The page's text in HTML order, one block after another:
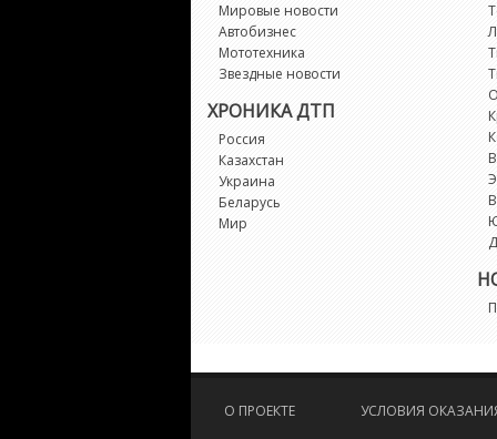
Мировые новости
Автобизнес
Мототехника
Звездные новости
ХРОНИКА ДТП
Россия
Казахстан
Украина
Беларусь
Мир
О ПРОЕКТЕ УСЛОВИЯ